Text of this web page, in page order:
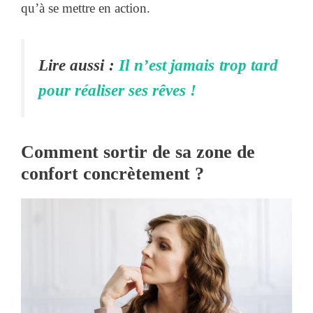
qu’à se mettre en action.
Lire aussi : Il n’est jamais trop tard
pour réaliser ses rêves !
Comment sortir de sa zone de
confort concrètement ?